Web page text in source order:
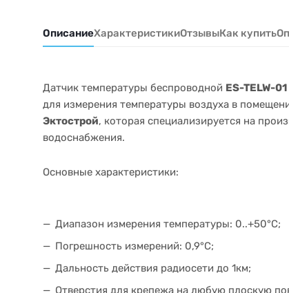
ОписаниеХарактеристикиОтзывыКак купить
Датчик температуры беспроводной ES-TELW-01
для измерения температуры воздуха в
Эктострой, которая специализируется на
водоснабжения.
Основные характеристики:
Диапазон измерения температуры: 0..+50°С;
Погрешность измерений: 0,9°С;
Дальность действия радиосети до 1км;
Отверстия для крепежа на любую плоскую